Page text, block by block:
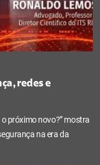
redes e
próximo novo?” mostra
na era da